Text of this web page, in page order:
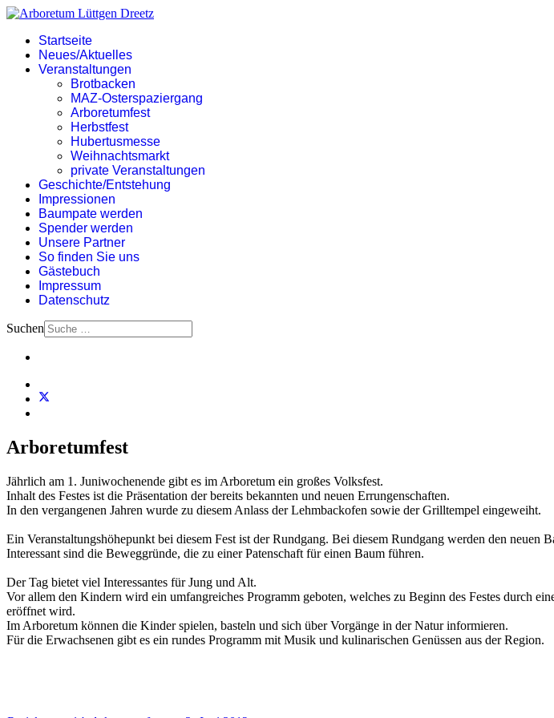
Startseite
Neues/Aktuelles
Veranstaltungen
Brotbacken
MAZ-Osterspaziergang
Arboretumfest
Herbstfest
Hubertusmesse
Weihnachtsmarkt
private Veranstaltungen
Geschichte/Entstehung
Impressionen
Baumpate werden
Spender werden
Unsere Partner
So finden Sie uns
Gästebuch
Impressum
Datenschutz
Suchen
Arboretumfest
Jährlich am 1. Juniwochenende gibt es im Arboretum ein großes Volksfest.
Inhalt des Festes ist die Präsentation der bereits bekannten und neuen Errungenschaften.
In den vergangenen Jahren wurde zu diesem Anlass der Lehmbackofen sowie der Grilltempel eingeweiht.
Ein Veranstaltungshöhepunkt bei diesem Fest ist der Rundgang. Bei diesem Rundgang werden den neuen
Interessant sind die Beweggründe, die zu einer Patenschaft für einen Baum führen.
Der Tag bietet viel Interessantes für Jung und Alt.
Vor allem den Kindern wird ein umfangreiches Programm geboten, welches zu Beginn des Festes durch
eröffnet wird.
Im Arboretum können die Kinder spielen, basteln und sich über Vorgänge in der Natur informieren.
Für die Erwachsenen gibt es ein rundes Programm mit Musik und kulinarischen Genüssen aus der Region.